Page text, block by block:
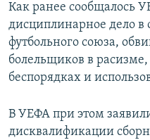
Как ранее сообщалось
дисциплинарное дело в
футбольного союза,
болельщиков в
беспорядках и
В УЕФА при этом
дисквалификации